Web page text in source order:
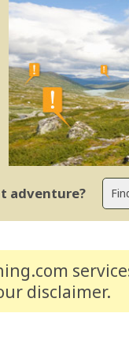
adventure?
disclaimer.